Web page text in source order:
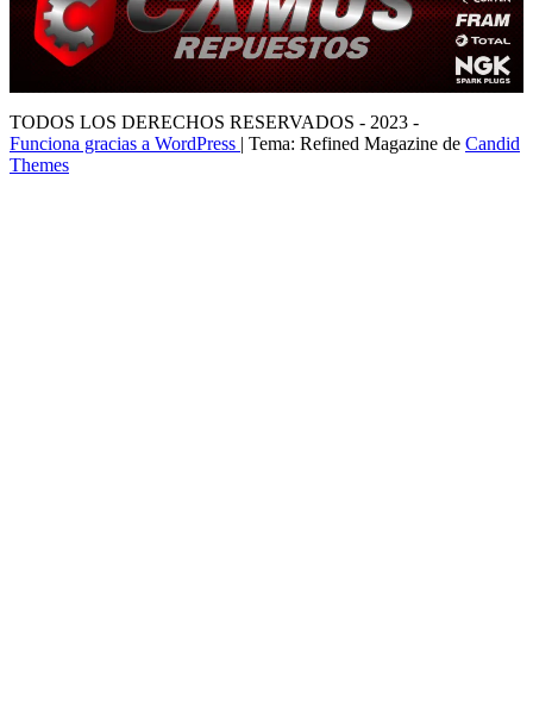
TODOS LOS DERECHOS RESERVADOS - 2023 -
Funciona gracias a WordPress | Tema: Refined Magazine de Candid
Themes